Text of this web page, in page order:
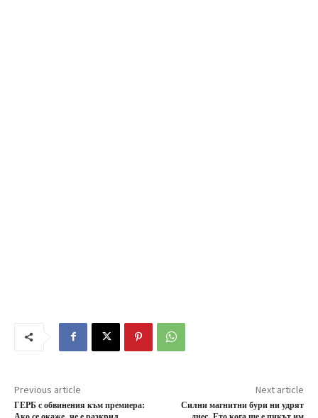
Previous article
ГЕРБ с обвинения към премиера:
Next article
Силни магнитни бури ни удрят